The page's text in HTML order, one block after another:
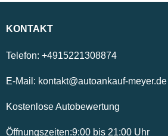
KONTAKT
Telefon: +4915221308874
E-Mail: kontakt@autoankauf-meyer.de
Kostenlose Autobewertung
Öffnungszeiten:9:00 bis 21:00 Uhr